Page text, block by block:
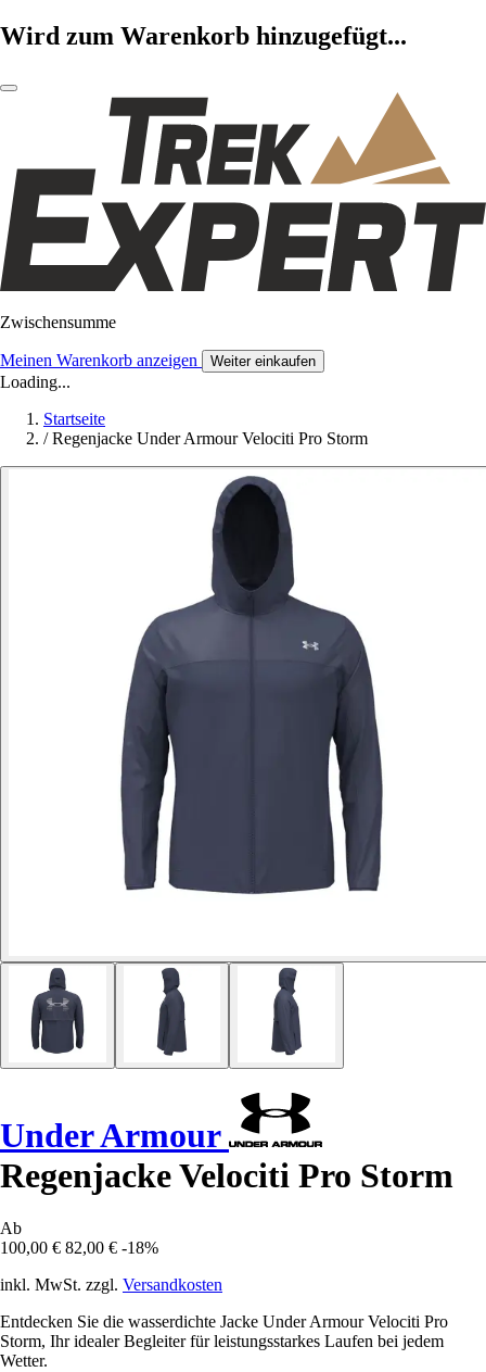
Wird zum Warenkorb hinzugefügt...
Zwischensumme
Meinen Warenkorb anzeigen Weiter einkaufen
Loading...
Startseite
/ Regenjacke Under Armour Velociti Pro Storm
Under Armour
Regenjacke Velociti Pro Storm
Ab
100,00 € 82,00 € -18%
inkl. MwSt. zzgl. Versandkosten
Entdecken Sie die wasserdichte Jacke Under Armour Velociti Pro
Storm, Ihr idealer Begleiter für leistungsstarkes Laufen bei jedem
Wetter.